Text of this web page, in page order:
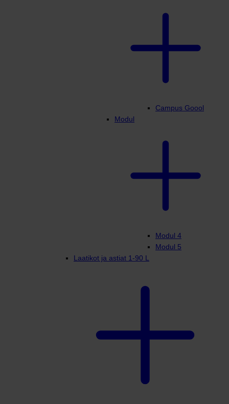
Campus Goool
Modul
Modul 4
Modul 5
Laatikot ja astiat 1-90 L